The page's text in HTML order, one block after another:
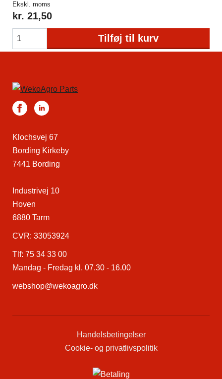
Ekskl. moms
kr. 21,50
Tilføj til kurv
Klochsvej 67
Bording Kirkeby
7441 Bording
Industrivej 10
Hoven
6880 Tarm
CVR: 33053924
Tlf: 75 34 33 00
Mandag - Fredag kl. 07.30 - 16.00
webshop@wekoagro.dk
Handelsbetingelser
Cookie- og privatlivspolitik